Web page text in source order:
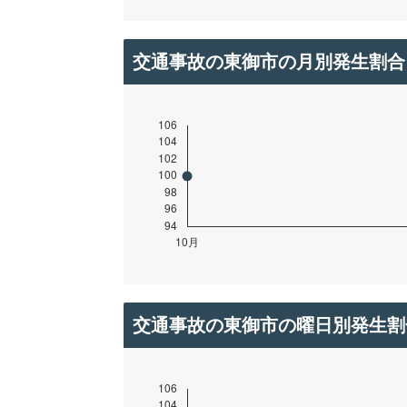
交通事故の東御市の月別発生割合
交通事故の東御市の曜日別発生